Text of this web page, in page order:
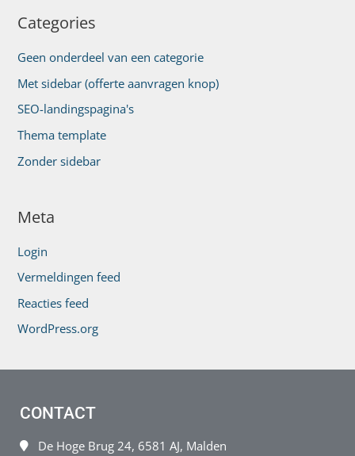
Categories
Geen onderdeel van een categorie
Met sidebar (offerte aanvragen knop)
SEO-landingspagina's
Thema template
Zonder sidebar
Meta
Login
Vermeldingen feed
Reacties feed
WordPress.org
CONTACT
De Hoge Brug 24, 6581 AJ, Malden